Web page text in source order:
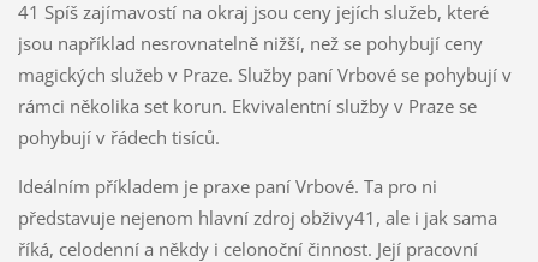
41 Spíš zajímavostí na okraj jsou ceny jejích služeb, které
jsou například nesrovnatelně nižší, než se pohybují ceny
magických služeb v Praze. Služby paní Vrbové se pohybují v
rámci několika set korun. Ekvivalentní služby v Praze se
pohybují v řádech tisíců.
Ideálním příkladem je praxe paní Vrbové. Ta pro ni
představuje nejenom hlavní zdroj obživy41, ale i jak sama
říká, celodenní a někdy i celonoční činnost. Její pracovní